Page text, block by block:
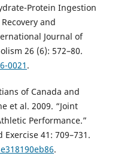
Protein Ingestion
and
Journal of
26 (6): 572–80.
0021 .
of Canada and
et al. 2009. “Joint
Performance.”
41: 709–731.
.